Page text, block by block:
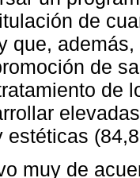
de
que,
de
de
estéticas
muy de